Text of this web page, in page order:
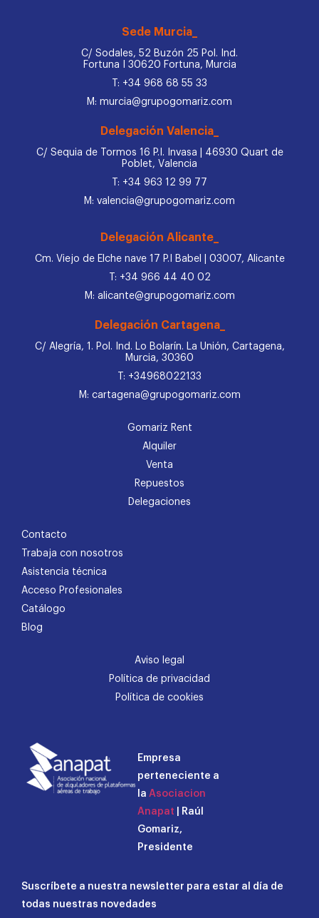
Sede Murcia_
C/ Sodales, 52 Buzón 25 Pol. Ind.
Fortuna I 30620 Fortuna, Murcia
T: +34 968 68 55 33
M: murcia@grupogomariz.com
Delegación Valencia_
C/ Sequia de Tormos 16 P.I. Invasa | 46930 Quart de
Poblet, Valencia
T: +34 963 12 99 77
M: valencia@grupogomariz.com
Delegación Alicante_
Cm. Viejo de Elche nave 17 P.I Babel | 03007, Alicante
T: +34 966 44 40 02
M: alicante@grupogomariz.com
Delegación Cartagena_
C/ Alegría, 1. Pol. Ind. Lo Bolarín. La Unión, Cartagena,
Murcia, 30360
T: +34968022133
M: cartagena@grupogomariz.com
Gomariz Rent
Alquiler
Venta
Repuestos
Delegaciones
Contacto
Trabaja con nosotros
Asistencia técnica
Acceso Profesionales
Catálogo
Blog
Aviso legal
Política de privacidad
Política de cookies
Empresa
perteneciente a
la Asociacion
Anapat | Raúl
Gomariz,
Presidente
Suscríbete a nuestra newsletter para estar al día de
todas nuestras novedades